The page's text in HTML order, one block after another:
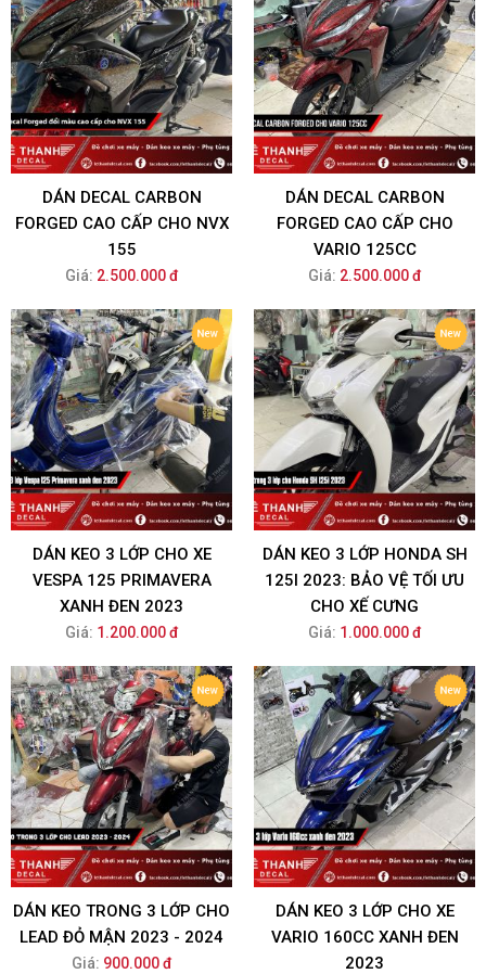
DÁN DECAL CARBON
FORGED CAO CẤP CHO NVX
155
Giá: 2.500.000 đ
DÁN DECAL CARBON
FORGED CAO CẤP CHO
VARIO 125CC
Giá: 2.500.000 đ
DÁN KEO 3 LỚP CHO XE
VESPA 125 PRIMAVERA
XANH ĐEN 2023
Giá: 1.200.000 đ
DÁN KEO 3 LỚP HONDA SH
125I 2023: BẢO VỆ TỐI ƯU
CHO XẾ CƯNG
Giá: 1.000.000 đ
DÁN KEO TRONG 3 LỚP CHO
LEAD ĐỎ MẬN 2023 - 2024
Giá: 900.000 đ
DÁN KEO 3 LỚP CHO XE
VARIO 160CC XANH ĐEN
2023